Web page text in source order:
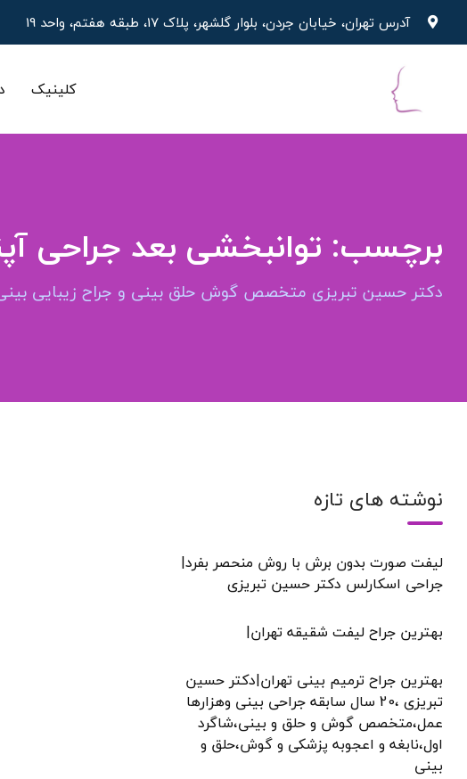
آدرس تهران، خیابان جردن، بلوار گلشهر، پلاک 17، طبقه هفتم، واحد 19
کلینیک
برچسب: توانبخشی بعد جراحی
دکتر حسین تبریزی متخصص گوش حلق بینی و جراح زیبایی
نوشته های تازه
لیفت صورت بدون برش با روش منحصر بفرد|
جراحی اسکارلس دکتر حسین تبریزی
بهترین جراح لیفت شقیقه تهران|
بهترین جراح ترمیم بینی تهران|دکتر حسین
تبریزی ،20 سال سابقه جراحی بینی وهزارها
عمل،متخصص گوش و حلق و بینی،شاگرد
اول،نابغه و اعجوبه پزشکی و گوش،حلق و
بینی